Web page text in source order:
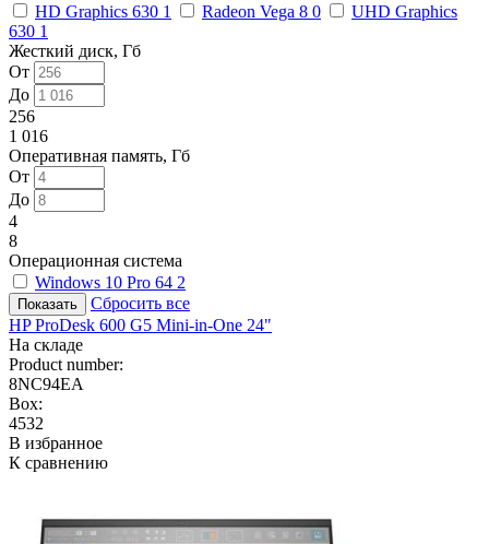
HD Graphics 630 1 Radeon Vega 8 0
UHD Graphics
630 1
Жесткий диск, Гб
От
До
256
1 016
Оперативная память, Гб
От
До
4
8
Операционная система
Windows 10 Pro 64 2
Сбросить все
HP ProDesk 600 G5 Mini-in-One 24"
На складе
Product number:
8NC94EA
Box:
4532
В избранное
К сравнению